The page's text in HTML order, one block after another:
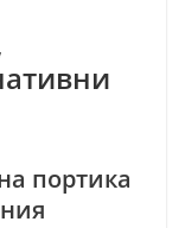
портика